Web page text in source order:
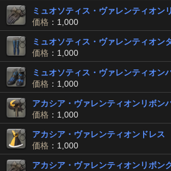
ミュオソティス・ヴァレンティオン
価格 ：1,000
ミュオソティス・ヴァレンティオン
価格 ：1,000
ミュオソティス・ヴァレンティオン
価格 ：1,000
アカシア・ヴァレンティオンリボン
価格 ：1,000
アカシア・ヴァレンティオンドレス
価格 ：1,000
アカシア・ヴァレンティオンリボン